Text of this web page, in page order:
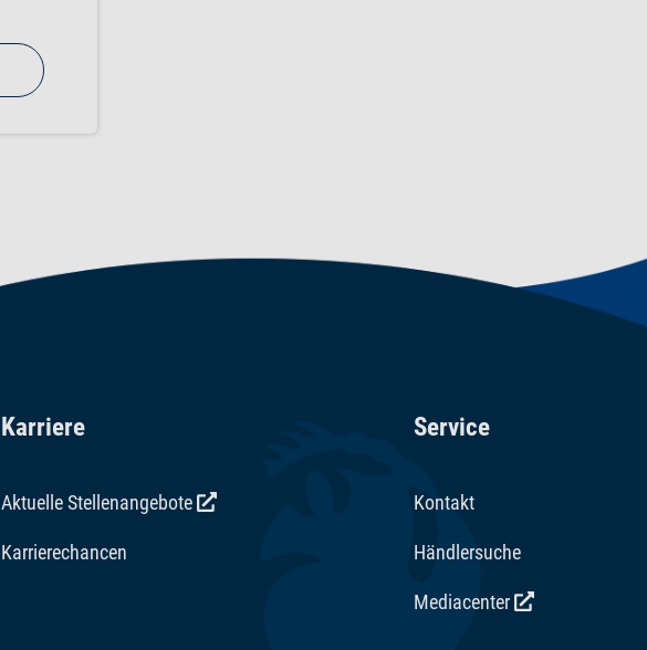
an
Karriere
Aktuelle Stellenangebote
Karrierechancen
Service
Kontakt
Händlersuche
Mediacenter